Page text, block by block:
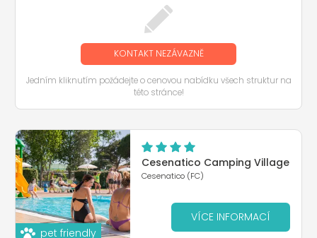
KONTAKT NEZÁVAZNĚ
Jedním kliknutím požádejte o cenovou nabídku všech struktur na
této stránce!
pet friendly
Cesenatico Camping Village
Cesenatico (FC)
VÍCE INFORMACÍ